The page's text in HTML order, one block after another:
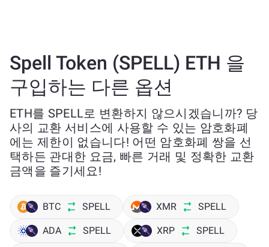
Spell Token (SPELL) ETH 을
구입하는 다른 옵션
ETH를 SPELL로 변환하지 않으시겠습니까? 당
사의 교환 서비스에 사용할 수 있는 암호화폐
에는 제한이 없습니다! 어떤 암호화폐 쌍을 선
택하든 관대한 요금, 빠른 거래 및 정확한 교환
금액을 즐기세요!
BTC SPELL XMR SPELL
ADA SPELL XRP SPELL